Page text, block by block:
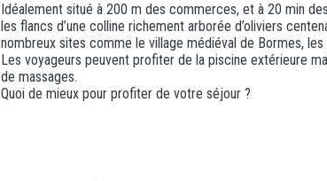
Idéalement situé à 200 m des commerces, et à 20 min
les flancs d’une colline richement arborée d’oliviers
nombreux sites comme le village médiéval de Bormes,
Les voyageurs peuvent profiter de la piscine extérieure
de massages.
Quoi de mieux pour profiter de votre séjour ?